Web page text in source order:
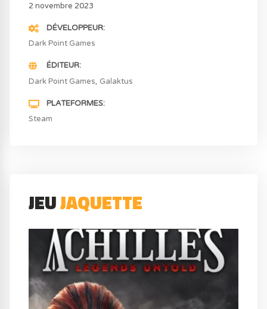
2 novembre 2023
DÉVELOPPEUR
Dark Point Games
ÉDITEUR
Dark Point Games Galaktus
PLATEFORMES
Steam
JEUJAQUETTE